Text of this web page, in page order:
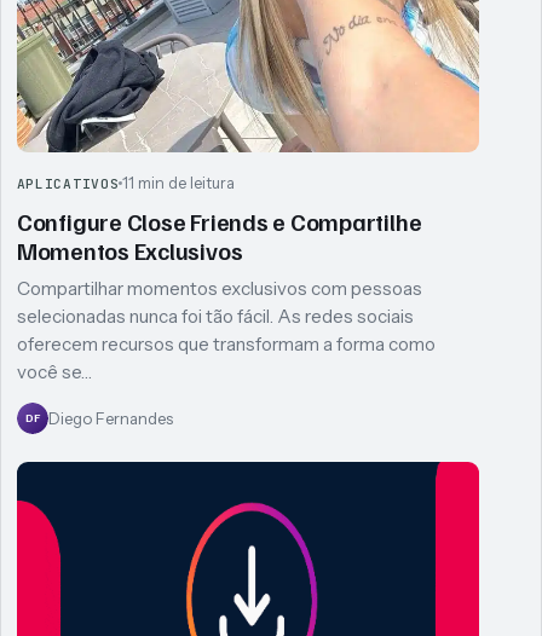
APLICATIVOS 11 min de leitura
Configure Close Friends e Compartilhe
Momentos Exclusivos
Compartilhar momentos exclusivos com pessoas
selecionadas nunca foi tão fácil. As redes sociais
oferecem recursos que transformam a forma como
você se…
DF Diego Fernandes